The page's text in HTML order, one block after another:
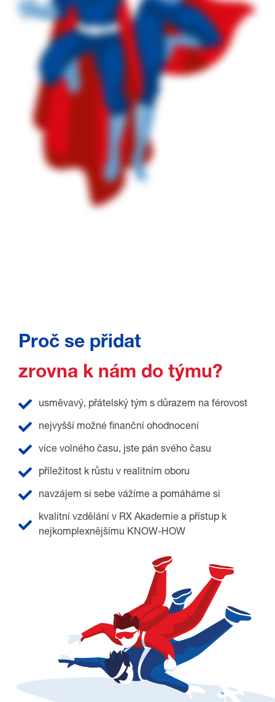
Proč se přidat
zrovna k nám do týmu?
usměvavý, přátelský tým s důrazem na férovost
nejvyšší možné finanční ohodnocení
více volného času, jste pán svého času
příležitost k růstu v realitním oboru
navzájem si sebe vážíme a pomáháme si
kvalitní vzdělání v RX Akademie a přístup k
nejkomplexnějšímu KNOW-HOW